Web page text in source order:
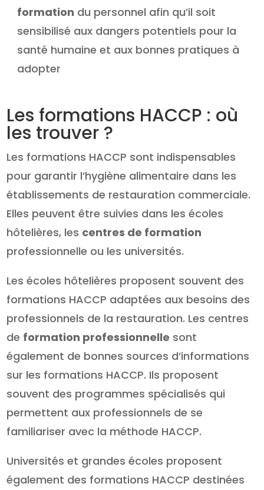
formation du personnel afin qu’il soit
sensibilisé aux dangers potentiels pour la
santé humaine et aux bonnes pratiques à
adopter
Les formations HACCP : où
les trouver ?
Les formations HACCP sont indispensables
pour garantir l’hygiène alimentaire dans les
établissements de restauration commerciale.
Elles peuvent être suivies dans les écoles
hôtelières, les centres de formation
professionnelle ou les universités.
Les écoles hôtelières proposent souvent des
formations HACCP adaptées aux besoins des
professionnels de la restauration. Les centres
de formation professionnelle sont
également de bonnes sources d’informations
sur les formations HACCP. Ils proposent
souvent des programmes spécialisés qui
permettent aux professionnels de se
familiariser avec la méthode HACCP.
Universités et grandes écoles proposent
également des formations HACCP destinées